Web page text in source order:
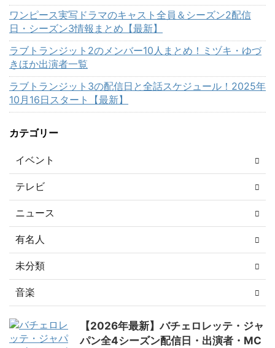
ワンピース実写ドラマのキャスト全員＆シーズン2配信
日・シーズン3情報まとめ【最新】
ラブトランジット2のメンバー10人まとめ！ミヅキ・ゆづ
きほか出演者一覧
ラブトランジット3の配信日と全話スケジュール！2025年
10月16日スタート【最新】
カテゴリー
イベント
テレビ
ニュース
有名人
未分類
音楽
【2026年最新】バチェロレッテ・ジャ
パン全4シーズン配信日・出演者・MC